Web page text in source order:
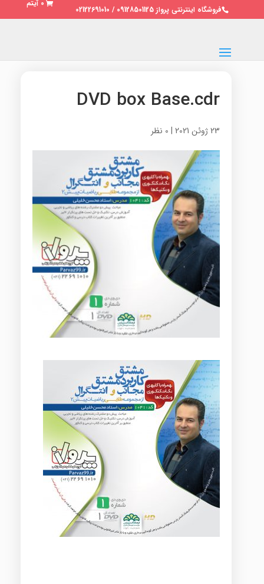
فروشگاه اینترنتی پرواز 09128501125 / 02122691010
0 آیتم
DVD box Base.cdr
23 ژوئن 2021 | 0 نظر